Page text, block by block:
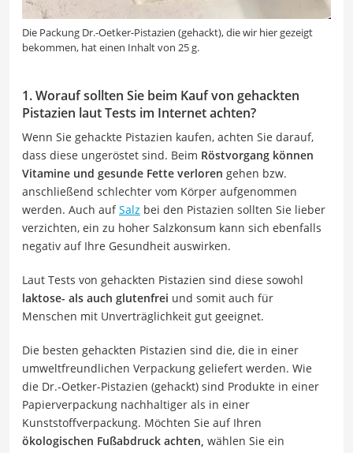
Die Packung Dr.-Oetker-Pistazien (gehackt), die wir hier gezeigt
bekommen, hat einen Inhalt von 25 g.
1. Worauf sollten Sie beim Kauf von gehackten
Pistazien laut Tests im Internet achten?
Wenn Sie gehackte Pistazien kaufen, achten Sie darauf,
dass diese ungeröstet sind. Beim Röstvorgang können
Vitamine und gesunde Fette verloren gehen bzw.
anschließend schlechter vom Körper aufgenommen
werden. Auch aufSalz bei den Pistazien sollten Sie lieber
verzichten, ein zu hoher Salzkonsum kann sich ebenfalls
negativ auf Ihre Gesundheit auswirken.
Laut Tests von gehackten Pistazien sind diese sowohl
laktose- als auch glutenfrei und somit auch für
Menschen mit Unverträglichkeit gut geeignet.
Die besten gehackten Pistazien sind die, die in einer
umweltfreundlichen Verpackung geliefert werden. Wie
die Dr.-Oetker-Pistazien (gehackt) sind Produkte in einer
Papierverpackung nachhaltiger als in einer
Kunststoffverpackung. Möchten Sie auf Ihren
ökologischen Fußabdruck achten, wählen Sie ein